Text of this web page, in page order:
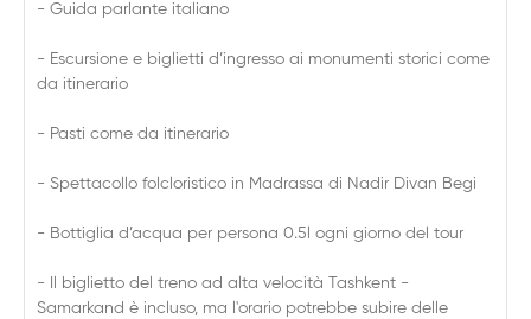
- Guida parlante italiano
- Escursione e biglietti d’ingresso ai monumenti storici come
da itinerario
- Pasti come da itinerario
- Spettacollo folcloristico in Madrassa di Nadir Divan Begi
- Bottiglia d’acqua per persona 0.5l ogni giorno del tour
- Il biglietto del treno ad alta velocità Tashkent -
Samarkand è incluso, ma l'orario potrebbe subire delle